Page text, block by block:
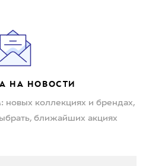
НА НОВОСТИ
коллекциях и брендах,
ближайших акциях